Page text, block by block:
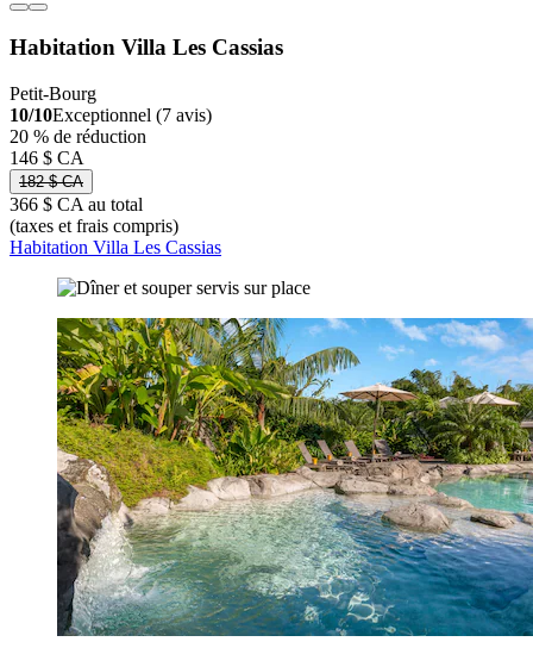
Habitation Villa Les Cassias
Petit-Bourg
10/10Exceptionnel (7 avis)
20 % de réduction
146 $ CA
182 $ CA
366 $ CA au total
(taxes et frais compris)
Habitation Villa Les Cassias